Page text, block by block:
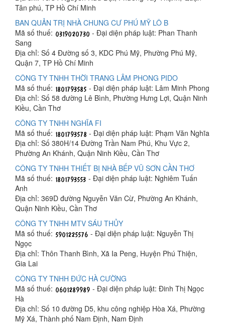
Tân phú, TP Hồ Chí Minh
BAN QUẢN TRỊ NHÀ CHUNG CƯ PHÚ MỸ LÔ B
Mã số thuế:
- Đại diện pháp luật: Phan Thanh
Sang
Địa chỉ: Số 4 Đường số 3, KDC Phú Mỹ, Phường Phú Mỹ,
Quận 7, TP Hồ Chí Minh
CÔNG TY TNHH THỜI TRANG LÂM PHONG PIDO
Mã số thuế:
- Đại diện pháp luật: Lâm Minh Phong
Địa chỉ: Số 58 đường Lê Bình, Phường Hưng Lợi, Quận Ninh
Kiều, Cần Thơ
CÔNG TY TNHH NGHĨA FI
Mã số thuế:
- Đại diện pháp luật: Phạm Văn Nghĩa
Địa chỉ: Số 380H/14 Đường Trần Nam Phú, Khu Vực 2,
Phường An Khánh, Quận Ninh Kiều, Cần Thơ
CÔNG TY TNHH THIẾT BỊ NHÀ BẾP VŨ SƠN CẦN THƠ
Mã số thuế:
- Đại diện pháp luật: Nghiêm Tuấn
Anh
Địa chỉ: 369D đường Nguyễn Văn Cừ, Phường An Khánh,
Quận Ninh Kiều, Cần Thơ
CÔNG TY TNHH MTV SÁU THỦY
Mã số thuế:
- Đại diện pháp luật: Nguyễn Thị
Ngọc
Địa chỉ: Thôn Thanh Bình, Xã Ia Peng, Huyện Phú Thiện,
Gia Lai
CÔNG TY TNHH ĐỨC HÀ CƯỜNG
Mã số thuế:
- Đại diện pháp luật: Đinh Thị Ngọc
Hà
Địa chỉ: Số 10 đường D5, khu công nghiệp Hòa Xá, Phường
Mỹ Xá, Thành phố Nam Định, Nam Định